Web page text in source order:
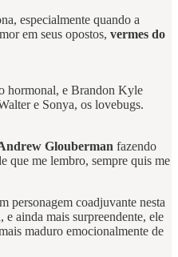
especialmente quando a
em seus opostos, vermes do
hormonal, e Brandon Kyle
e Sonya, os lovebugs.
Glouberman fazendo
que me lembro, sempre quis me
personagem coadjuvante nesta
ainda mais surpreendente, ele
maduro emocionalmente de